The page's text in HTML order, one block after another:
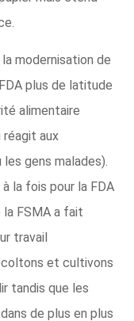
modernisation de
plus de latitude
alimentaire
aux
gens malades).
la fois pour la FDA
FSMA a fait
travail
et cultivons
tandis que les
de plus en plus